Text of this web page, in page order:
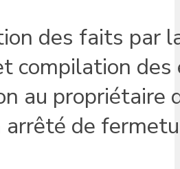
des faits par
compilation
au propriétaire
arrêté de